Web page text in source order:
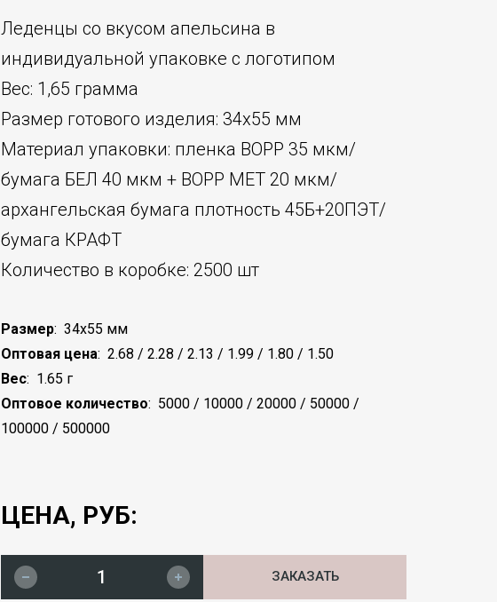
Леденцы со вкусом апельсина в
индивидуальной упаковке с логотипом
Вес: 1,65 грамма
Размер готового изделия: 34х55 мм
Материал упаковки: пленка BOPP 35 мкм/
бумага БЕЛ 40 мкм + BOPP МЕТ 20 мкм/
архангельская бумага плотность 45Б+20ПЭТ/
бумага КРАФТ
Количество в коробке: 2500 шт
Размер: 34х55 мм
Оптовая цена: 2.68 / 2.28 / 2.13 / 1.99 / 1.80 / 1.50
Вес: 1.65 г
Оптовое количество: 5000 / 10000 / 20000 / 50000 /
100000 / 500000
ЦЕНА, РУБ:
ЗАКАЗАТЬ